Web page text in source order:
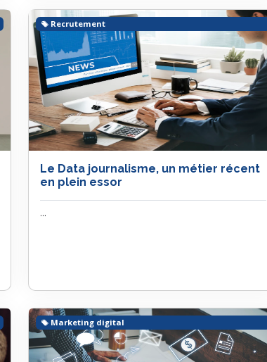
Le Data journalisme, un métier récent
en plein essor
...
Recrutement
Marketing digital